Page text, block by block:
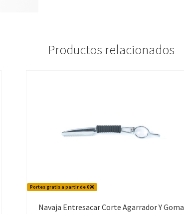
Productos relacionados
Portes gratis a partir de 69€
Navaja Entresacar Corte Agarrador Y Goma